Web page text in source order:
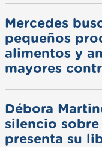
Mercedes
pequeños
alimentos y
mayores
Débora
silencio sobre
presenta su